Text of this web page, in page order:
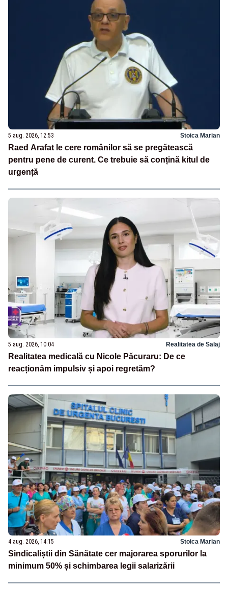
5 aug. 2026, 12:53 Stoica Marian
Raed Arafat le cere românilor să se pregătească
pentru pene de curent. Ce trebuie să conțină kitul de
urgență
5 aug. 2026, 10:04 Realitatea de Salaj
Realitatea medicală cu Nicole Păcuraru: De ce
reacționăm impulsiv și apoi regretăm?
4 aug. 2026, 14:15 Stoica Marian
Sindicaliștii din Sănătate cer majorarea sporurilor la
minimum 50% și schimbarea legii salarizării